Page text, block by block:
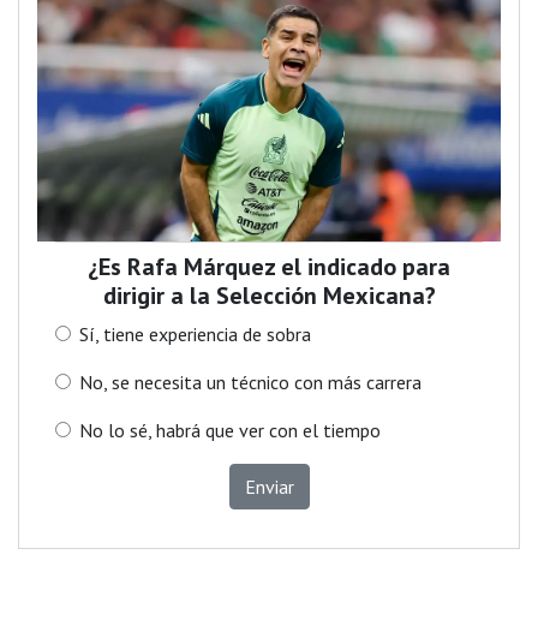
¿Es Rafa Márquez el indicado para
dirigir a la Selección Mexicana?
Sí, tiene experiencia de sobra
No, se necesita un técnico con más carrera
No lo sé, habrá que ver con el tiempo
Enviar